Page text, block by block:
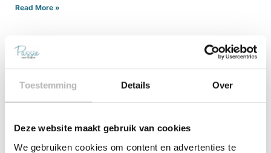
Toestemming Details Over
Deze website maakt gebruik van cookies
We gebruiken cookies om content en advertenties te
Read More »
Contact Ons